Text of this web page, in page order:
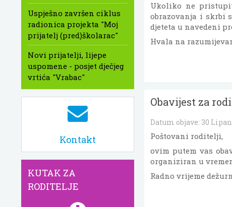
Ukoliko ne
obrazovanja i skrbi
djeteta u navedeni
Hvala na
Obavijest za
Datum objave: 30
Poštovani roditelji,
ovim putem vas
organiziran u
Radno vrijeme
Uspješno završen ciklus
radionica projekta "Moj
prijatelj (pred)školarac"
Novi prijatelji, lijepe
uspomene - posjet dječjeg
vrtića "Vrabac"
Kontakt
KUTAK ZA
RODITELJE